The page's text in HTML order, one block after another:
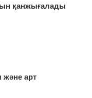
қанжығалады
арт